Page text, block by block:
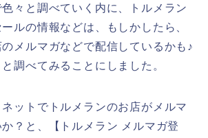
々と調べていく内に、トルメラン
ルの情報などは、もしかしたら、
のメルマガなどで配信しているかも♪
調べてみることにしました。
ットでトルメランのお店がメルマ
？と、【トルメラン メルマガ登